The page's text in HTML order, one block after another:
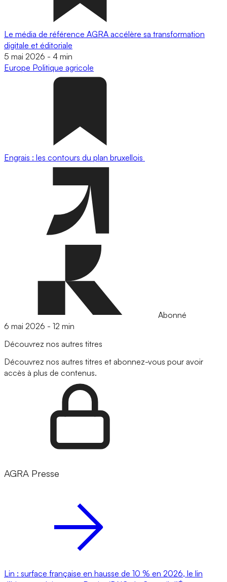
Le média de référence AGRA accélère sa transformation
digitale et éditoriale
5 mai 2026 - 4 min
Europe Politique agricole
Engrais : les contours du plan bruxellois
Abonné
6 mai 2026 - 12 min
Découvrez nos autres titres
Découvrez nos autres titres et abonnez-vous pour avoir
accès à plus de contenus.
AGRA Presse
Lin : surface française en hausse de 10 % en 2026, le lin